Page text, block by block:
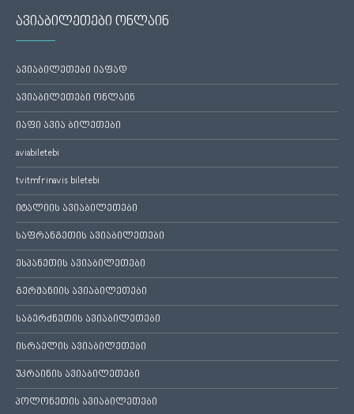
ავიაბილეთები ონლაინ
ავიაბილეთები იაფად
ავიაბილეთები ონლაინ
იაფი ავია ბილეთები
aviabiletebi
tvitmfrinavis biletebi
იტალიის ავიაბილეთები
საფრანგეთის ავიაბილეთები
ესპანეთის ავიაბილეთები
გერმანიის ავიაბილეთები
საბერძნეთის ავიაბილეთები
ისრაელის ავიაბილეთები
უკრაინის ავიაბილეთები
პოლონეთის ავიაბილეთები